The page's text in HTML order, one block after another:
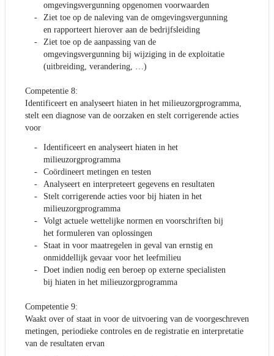
omgevingsvergunning opgenomen voorwaarden
Ziet toe op de naleving van de omgevingsvergunning
en rapporteert hierover aan de bedrijfsleiding
Ziet toe op de aanpassing van de
omgevingsvergunning bij wijziging in de exploitatie
(uitbreiding, verandering, …)
Competentie 8:
Identificeert en analyseert hiaten in het milieuzorgprogramma,
stelt een diagnose van de oorzaken en stelt corrigerende acties
voor
Identificeert en analyseert hiaten in het
milieuzorgprogramma
Coördineert metingen en testen
Analyseert en interpreteert gegevens en resultaten
Stelt corrigerende acties voor bij hiaten in het
milieuzorgprogramma
Volgt actuele wettelijke normen en voorschriften bij
het formuleren van oplossingen
Staat in voor maatregelen in geval van ernstig en
onmiddellijk gevaar voor het leefmilieu
Doet indien nodig een beroep op externe specialisten
bij hiaten in het milieuzorgprogramma
Competentie 9:
Waakt over of staat in voor de uitvoering van de voorgeschreven
metingen, periodieke controles en de registratie en interpretatie
van de resultaten ervan